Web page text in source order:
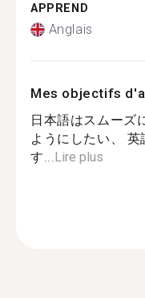
APPREND
Anglais
Mes objectifs
日本語はスムーズ
ようにしたい、
す...Lire plus